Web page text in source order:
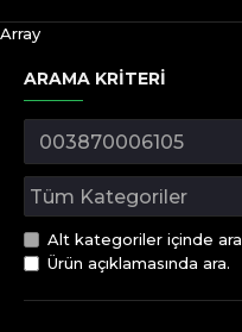
Array
ARAMA KRITERI
Alt kategoriler içinde ara
Ürün açıklamasında ara.